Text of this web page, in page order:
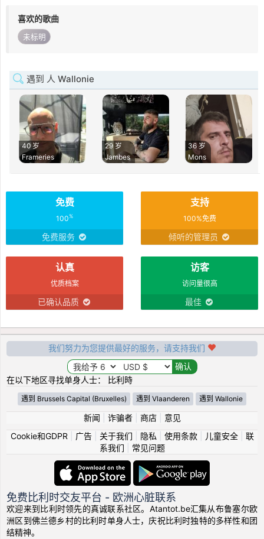
喜欢的歌曲
未标明
遇到 人 Wallonie
40 岁
Frameries
29 岁
Jambes
36 岁
Mons
免费
100%
免费服务
支持
100%免费
倾听的管理员
认真
优质档案
已确认品质
访客
访问量很高
最佳
我们努力为您提供最好的服务，请支持我们
在以下地区寻找单身人士： 比利時
遇到 Brussels Capital (Bruxelles) 遇到 Vlaanderen 遇到 Wallonie
新闻 诈骗者| 商店| 意见
Cookie和GDPR
广告| 关于我们 隐私 使用条款| 儿童安全| 联
系我们
常见问题
免费比利时交友平台 - 欧洲心脏联系
欢迎来到比利时领先的真诚联系社区。Atantot.be汇集从布鲁塞尔欧
洲区到佛兰德乡村的比利时单身人士，庆祝比利时独特的多样性和团
结精神。